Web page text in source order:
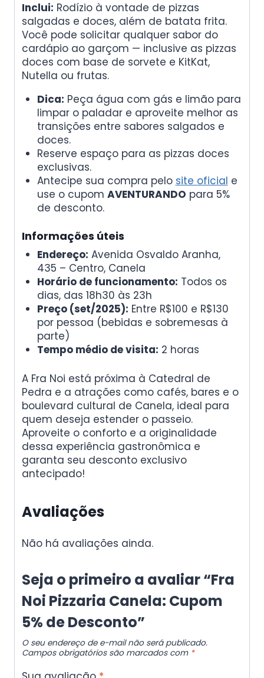
Inclui: Rodízio à vontade de pizzas
salgadas e doces, além de batata frita.
Você pode solicitar qualquer sabor do
cardápio ao garçom — inclusive as pizzas
doces com base de sorvete e KitKat,
Nutella ou frutas.
Dica: Peça água com gás e limão para
limpar o paladar e aproveite melhor as
transições entre sabores salgados e
doces.
Reserve espaço para as pizzas doces
exclusivas.
Antecipe sua compra pelo site oficial e
use o cupom AVENTURANDO para 5%
de desconto.
Informações úteis
Endereço: Avenida Osvaldo Aranha,
435 – Centro, Canela
Horário de funcionamento: Todos os
dias, das 18h30 às 23h
Preço (set/2025): Entre R$100 e R$130
por pessoa (bebidas e sobremesas à
parte)
Tempo médio de visita: 2 horas
A Fra Noi está próxima à Catedral de
Pedra e a atrações como cafés, bares e o
boulevard cultural de Canela, ideal para
quem deseja estender o passeio.
Aproveite o conforto e a originalidade
dessa experiência gastronômica e
garanta seu desconto exclusivo
antecipado!
Avaliações
Não há avaliações ainda.
Seja o primeiro a avaliar “Fra
Noi Pizzaria Canela: Cupom
5% de Desconto”
O seu endereço de e-mail não será publicado.
Campos obrigatórios são marcados com *